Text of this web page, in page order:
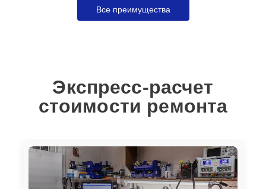
Все преимущества
Экспресс-расчет
стоимости ремонта